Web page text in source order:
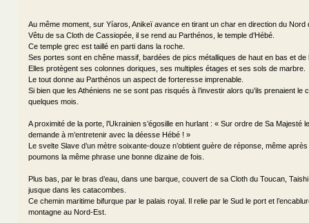
Au même moment, sur Yíaros, Anikeï avance en tirant un char en direction du Nord
Vêtu de sa Cloth de Cassiopée, il se rend au Parthénos, le temple d’Hébé.
Ce temple grec est taillé en parti dans la roche.
Ses portes sont en chêne massif, bardées de pics métalliques de haut en bas et de
Elles protègent ses colonnes doriques, ses multiples étages et ses sols de marbre.
Le tout donne au Parthénos un aspect de forteresse imprenable.
Si bien que les Athéniens ne se sont pas risqués à l’investir alors qu’ils prenaient le
quelques mois.
A proximité de la porte, l’Ukrainien s’égosille en hurlant : « Sur ordre de Sa Majesté
demande à m’entretenir avec la déesse Hébé ! »
Le svelte Slave d’un mètre soixante-douze n’obtient guère de réponse, même
poumons la même phrase une bonne dizaine de fois.
Plus bas, par le bras d’eau, dans une barque, couvert de sa Cloth du Toucan,
jusque dans les catacombes.
Ce chemin maritime bifurque par le palais royal. Il relie par le Sud le port et
montagne au Nord-Est.